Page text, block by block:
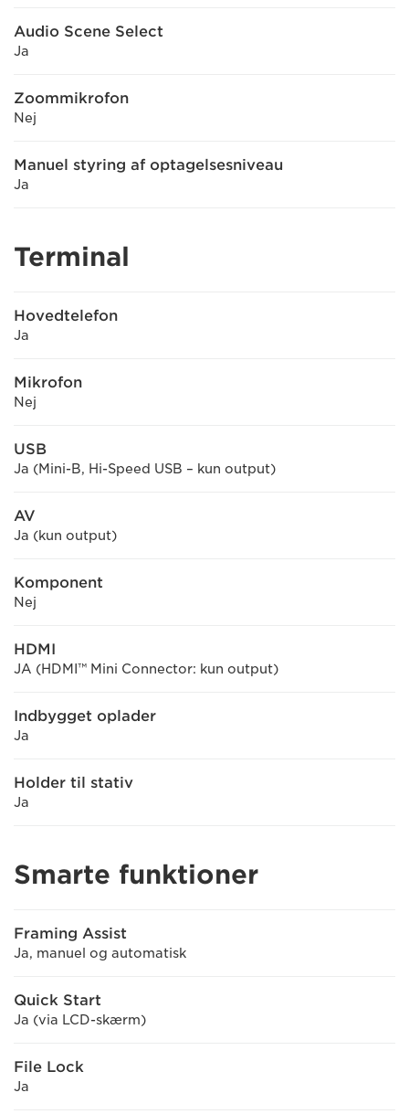
Audio Scene Select
Ja
Zoommikrofon
Nej
Manuel styring af optagelsesniveau
Ja
Terminal
Hovedtelefon
Ja
Mikrofon
Nej
USB
Ja (Mini-B, Hi-Speed USB – kun output)
AV
Ja (kun output)
Komponent
Nej
HDMI
JA (HDMI™ Mini Connector: kun output)
Indbygget oplader
Ja
Holder til stativ
Ja
Smarte funktioner
Framing Assist
Ja, manuel og automatisk
Quick Start
Ja (via LCD-skærm)
File Lock
Ja